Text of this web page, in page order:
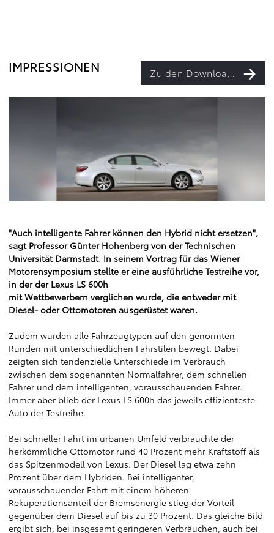
IMPRESSIONEN Zu den Downloads
"Auch intelligente Fahrer können den Hybrid nicht ersetzen",
sagt Professor Günter Hohenberg von der Technischen
Universität Darmstadt. In seinem Vortrag für das Wiener
Motorensymposium stellte er eine ausführliche Testreihe vor,
in der der Lexus LS 600h
mit Wettbewerbern verglichen wurde, die entweder mit
Diesel- oder Ottomotoren ausgerüstet waren.
Zudem wurden alle Fahrzeugtypen auf den genormten
Runden mit unterschiedlichen Fahrstilen bewegt. Dabei
zeigten sich tendenzielle Unterschiede im Verbrauch
zwischen dem sogenannten Normalfahrer, dem schnellen
Fahrer und dem intelligenten, vorausschauenden Fahrer.
Immer aber blieb der Lexus LS 600h das jeweils effizienteste
Auto der Testreihe.
Bei schneller Fahrt im urbanen Umfeld verbrauchte der
herkömmliche Ottomotor rund 40 Prozent mehr Kraftstoff als
das Spitzenmodell von Lexus. Der Diesel lag etwa zehn
Prozent über dem Hybriden. Bei intelligenter,
vorausschauender Fahrt mit einem höheren
Rekuperationsanteil der Bremsenergie stieg der Vorteil
gegenüber dem Diesel auf bis zu 30 Prozent. Das gleiche Bild
ergibt sich, bei insgesamt geringeren Verbräuchen, auch bei